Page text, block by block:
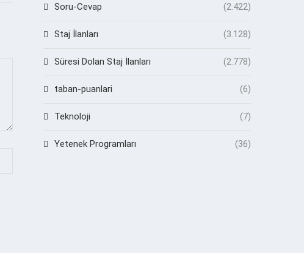
Soru-Cevap (2.422)
Staj İlanları (3.128)
Süresi Dolan Staj İlanları (2.778)
taban-puanlari (6)
Teknoloji (7)
Yetenek Programları (36)